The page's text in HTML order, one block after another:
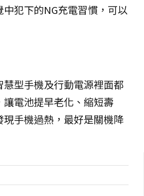
犯下的NG充電習慣，可以
型手機及行動電源裡面都
電池提早老化、縮短壽
手機過熱，最好是關機降